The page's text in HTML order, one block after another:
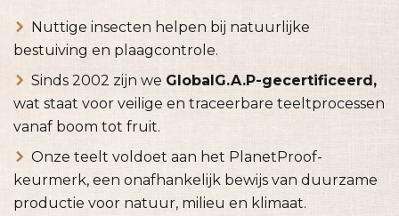
Nuttige insecten helpen bij natuurlijke
bestuiving en plaagcontrole.
Sinds 2002 zijn we GlobalG.A.P-gecertificeerd,
wat staat voor veilige en traceerbare teeltprocessen
vanaf boom tot fruit.
Onze teelt voldoet aan het PlanetProof-
keurmerk, een onafhankelijk bewijs van duurzame
productie voor natuur, milieu en klimaat.